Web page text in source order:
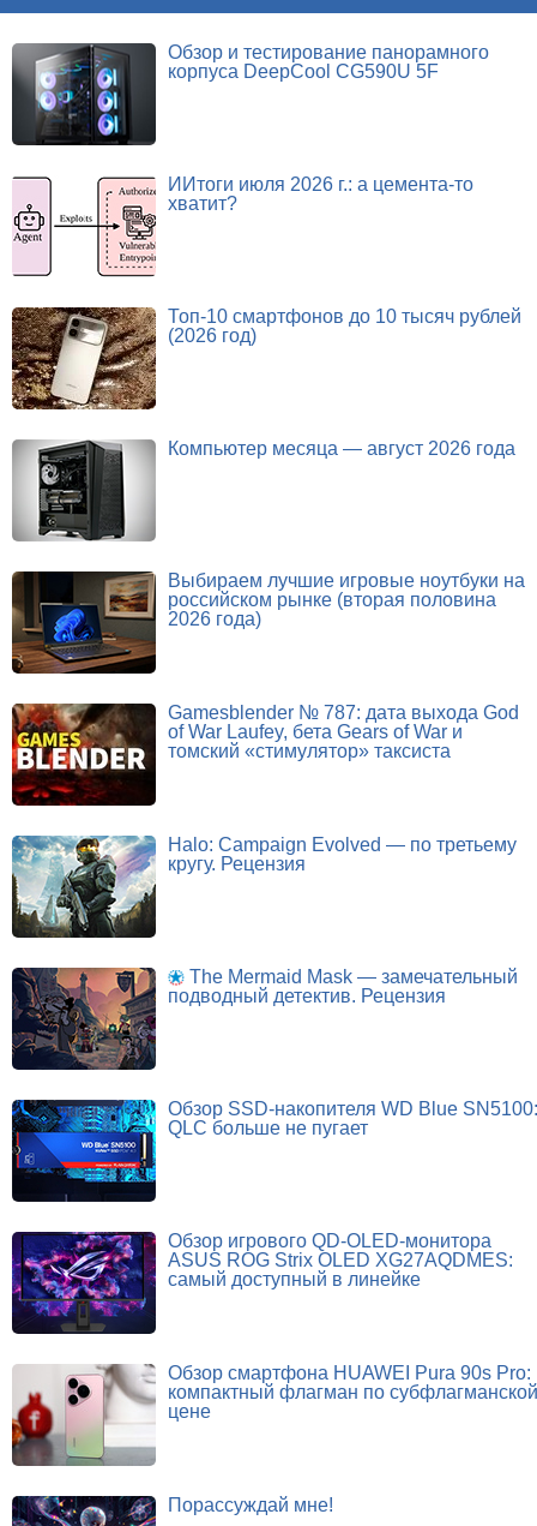
Обзор и тестирование панорамного
корпуса DeepCool CG590U 5F
ИИтоги июля 2026 г.: а цемента-то
хватит?
Топ-10 смартфонов до 10 тысяч рублей
(2026 год)
Компьютер месяца — август 2026 года
Выбираем лучшие игровые ноутбуки на
российском рынке (вторая половина
2026 года)
Gamesblender № 787: дата выхода God
of War Laufey, бета Gears of War и
томский «стимулятор» таксиста
Halo: Campaign Evolved — по третьему
кругу. Рецензия
The Mermaid Mask — замечательный
подводный детектив. Рецензия
Обзор SSD-накопителя WD Blue SN5100:
QLC больше не пугает
Обзор игрового QD-OLED-монитора
ASUS ROG Strix OLED XG27AQDMES:
самый доступный в линейке
Обзор смартфона HUAWEI Pura 90s Pro:
компактный флагман по субфлагманской
цене
Порассуждай мне!